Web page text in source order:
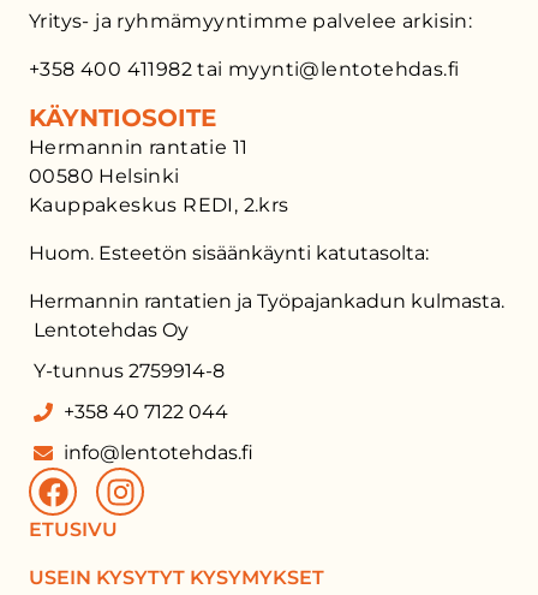
Yritys- ja ryhmämyyntimme palvelee arkisin:
+358 400 411982 tai myynti@lentotehdas.fi
KÄYNTIOSOITE
Hermannin rantatie 11
00580 Helsinki
Kauppakeskus REDI, 2.krs
Huom. Esteetön sisäänkäynti katutasolta:
Hermannin rantatien ja Työpajankadun kulmasta.
Lentotehdas Oy
Y-tunnus 2759914-8
+358 40 7122 044
info@lentotehdas.fi
ETUSIVU
USEIN KYSYTYT KYSYMYKSET